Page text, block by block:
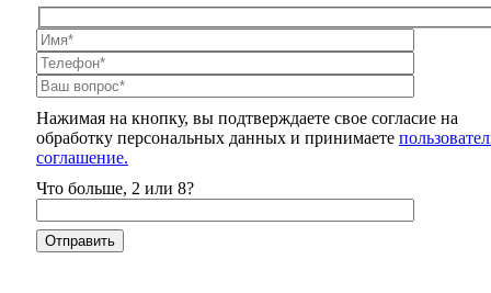
Нажимая на кнопку, вы подтверждаете свое согласие на
обработку персональных данных и принимаете
соглашение.
Что больше, 2 или 8?